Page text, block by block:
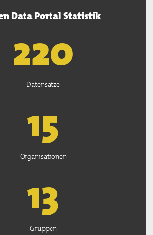
Data Portal Statistik
222
Datensätze
15
Organisationen
13
Gruppen